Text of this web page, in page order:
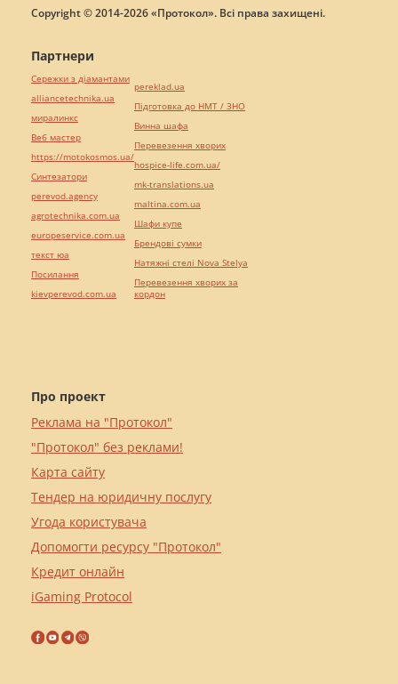
Copyright © 2014-2026 «Протокол». Всі права захищені.
Про проект
Реклама на "Протокол"
"Протокол" без реклами!
Карта сайту
Тендер на юридичну послугу
Угода користувача
Допомогти ресурсу "Протокол"
Кредит онлайн
iGaming Protocol
Партнери
Сережки з діамантами
alliancetechnika.ua
миралинкс
Веб мастер
https://motokosmos.ua/
Синтезатори
perevod.agency
agrotechnika.com.ua
europeservice.com.ua
текст юа
Посилання
kievperevod.com.ua
pereklad.ua
Підготовка до НМТ / ЗНО
Винна шафа
Перевезення хворих
hospice-life.com.ua/
mk-translations.ua
maltina.com.ua
Шафи купе
Брендові сумки
Натяжні стелі Nova Stelya
Перевезення хворих за
кордон